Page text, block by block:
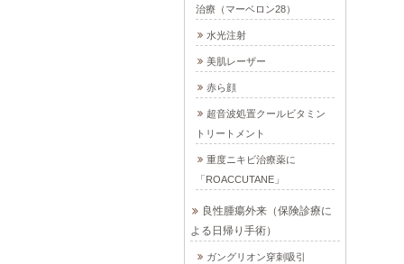
治療（マーベロン28）
水光注射
美肌レーザー
赤ら顔
超音波処置クールビタミン
トリートメント
重度ニキビ治療薬に
「ROACCUTANE」
良性腫瘍外来（保険診療に
よる日帰り手術）
ガングリオン穿刺吸引